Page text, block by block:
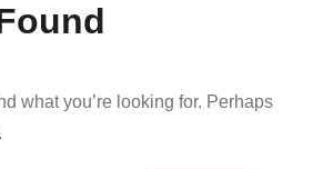
what you’re looking for. Perhaps